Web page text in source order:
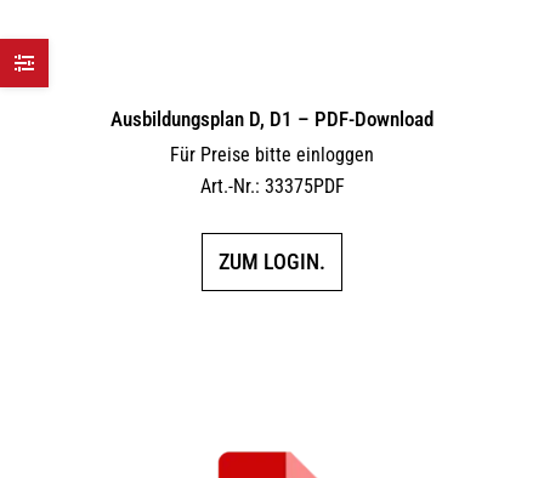
Ausbildungsplan D, D1 – PDF-Download
Für Preise bitte einloggen
Art.-Nr.: 33375PDF
ZUM LOGIN.